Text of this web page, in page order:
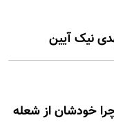
خودشان از شعله